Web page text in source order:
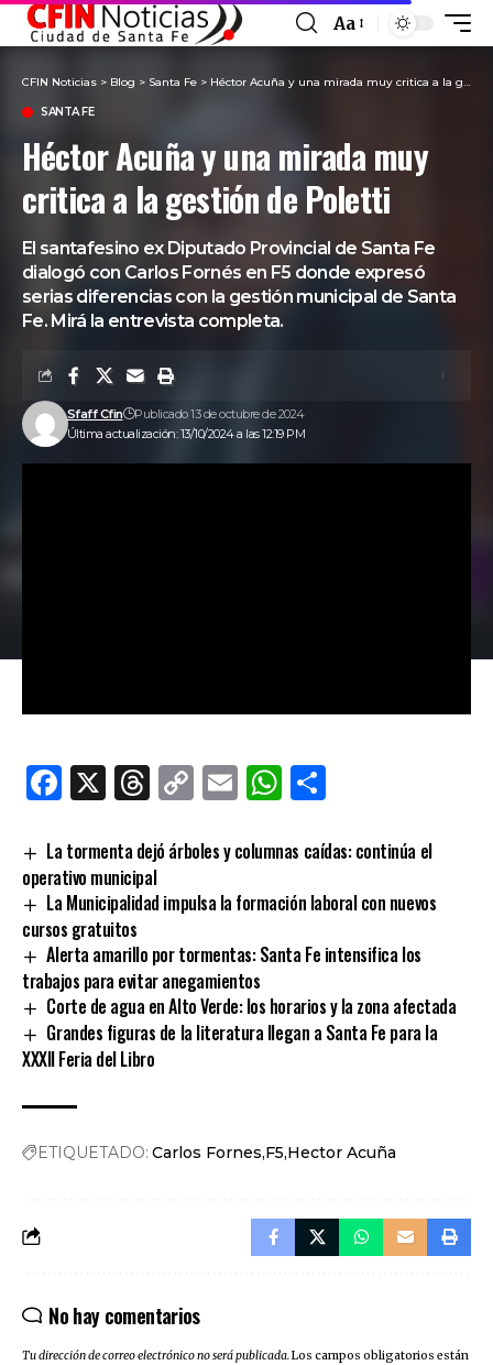
Font
Aa
CFIN Noticias > Blog > Santa Fe > Héctor Acuña y una mirada muy critica a la gestión de Poletti
SANTA FE
Héctor Acuña y una mirada muy
critica a la gestión de Poletti
El santafesino ex Diputado Provincial de Santa Fe
dialogó con Carlos Fornés en F5 donde expresó
serias diferencias con la gestión municipal de Santa
Fe. Mirá la entrevista completa.
Última actualización: 13/10/2024 a las 12:19 PM
Sfaff Cfin Publicado 13 de octubre de 2024
Facebook
X Threads
CopyEmailWhatsApp
La tormenta dejó árboles y columnas caídas: continúa el
operativo municipal
La Municipalidad impulsa la formación laboral con nuevos
cursos gratuitos
Alerta amarillo por tormentas: Santa Fe intensifica los
trabajos para evitar anegamientos
Corte de agua en Alto Verde: los horarios y la zona afectada
Grandes figuras de la literatura llegan a Santa Fe para la
XXXII Feria del Libro
ETIQUETADO: Carlos Fornes F5 Hector Acuña
No hay comentarios
Tu dirección de correo electrónico no será publicada.Los campos obligatorios están